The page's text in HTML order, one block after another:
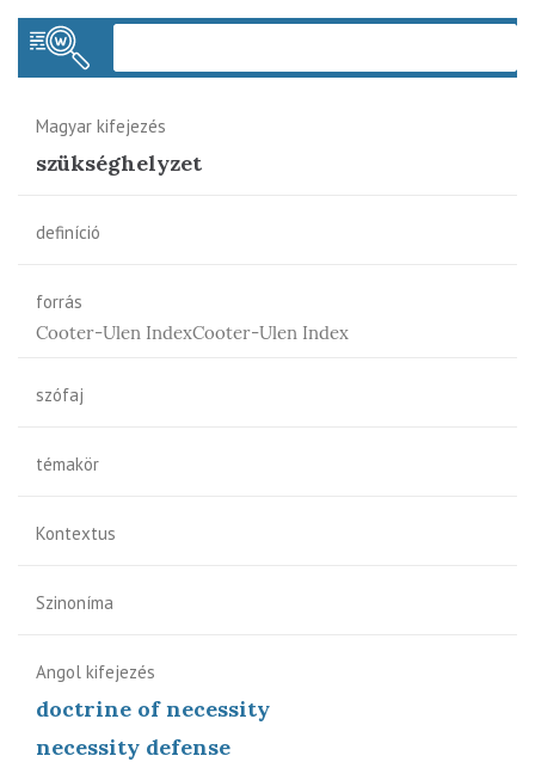
Magyar kifejezés
szükséghelyzet
definíció
forrás
Cooter-Ulen IndexCooter-Ulen Index
szófaj
témakör
Kontextus
Szinoníma
Angol kifejezés
doctrine of necessity
necessity defense